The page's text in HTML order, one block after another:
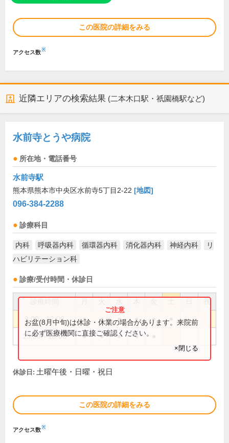
この医院の詳細をみる
アクセス数※
近隣エリアの検索結果 (二本木口駅・祇園橋駅など)
水前寺とうや病院
所在地・電話番号
水前寺駅
熊本県熊本市中央区水前寺5丁目2-22 [地図]
096-384-2288
診療科目
内科 呼吸器内科 循環器内科 消化器内科 神経内科
リ
ハビリテーション科
診療/受付時間・休診日
祝
9:00～12:00 ● ● ● ● ●
13:30～18:00 ● ● ● ●
お盆(8月中旬)は休診・休業の場合があります。来院前
に必ず医療機関に直接ご確認ください。
×閉じる
休診日: 土曜午後・日曜・祝日
この医院の詳細をみる
アクセス数※